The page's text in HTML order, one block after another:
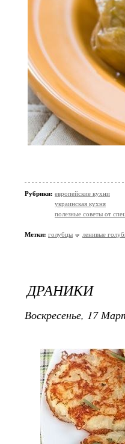
Рубрики: европейские кухни
украинская кухня
полезные советы от
Метки: голубцы ленивые
ДРАНИКИ
Воскресенье, 17